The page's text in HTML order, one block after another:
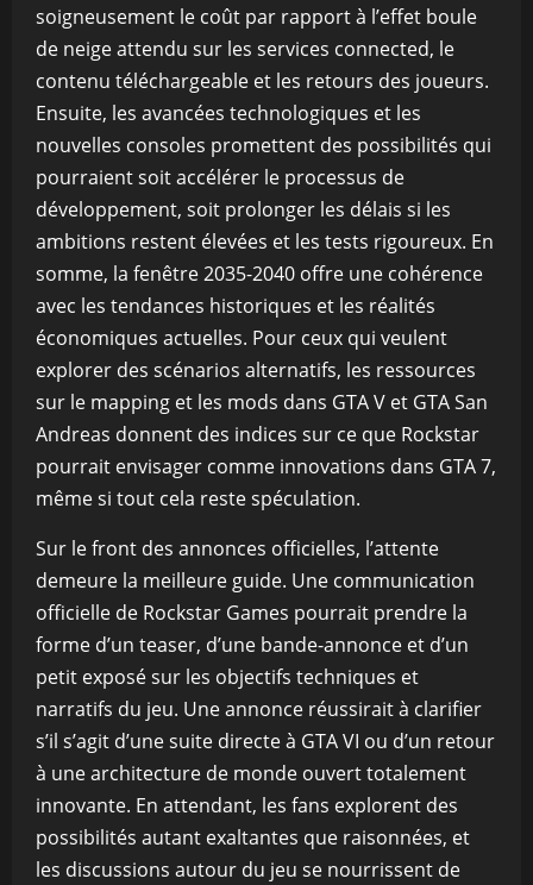
soigneusement le coût par rapport à l’effet boule
de neige attendu sur les services connected, le
contenu téléchargeable et les retours des joueurs.
Ensuite, les avancées technologiques et les
nouvelles consoles promettent des possibilités qui
pourraient soit accélérer le processus de
développement, soit prolonger les délais si les
ambitions restent élevées et les tests rigoureux. En
somme, la fenêtre 2035-2040 offre une cohérence
avec les tendances historiques et les réalités
économiques actuelles. Pour ceux qui veulent
explorer des scénarios alternatifs, les ressources
sur le mapping et les mods dans GTA V et GTA San
Andreas donnent des indices sur ce que Rockstar
pourrait envisager comme innovations dans GTA 7,
même si tout cela reste spéculation.
Sur le front des annonces officielles, l’attente
demeure la meilleure guide. Une communication
officielle de Rockstar Games pourrait prendre la
forme d’un teaser, d’une bande-annonce et d’un
petit exposé sur les objectifs techniques et
narratifs du jeu. Une annonce réussirait à clarifier
s’il s’agit d’une suite directe à GTA VI ou d’un retour
à une architecture de monde ouvert totalement
innovante. En attendant, les fans explorent des
possibilités autant exaltantes que raisonnées, et
les discussions autour du jeu se nourrissent de